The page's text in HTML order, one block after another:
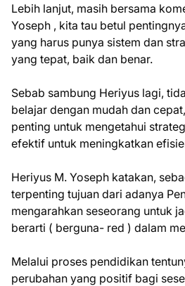
Lebih lanjut, masih bersama
Yoseph , kita tau betul
yang harus punya sistem dan
yang tepat, baik dan benar.
Sebab sambung Heriyus lagi,
belajar dengan mudah dan
penting untuk mengetahui
efektif untuk meningkatkan
Heriyus M. Yoseph katakan,
terpenting tujuan dari adanya
mengarahkan seseorang untuk
berarti ( berguna- red ) dalam
Melalui proses pendidikan
perubahan yang positif bagi